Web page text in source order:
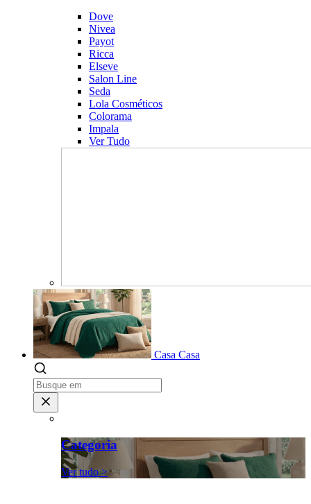
Dove
Nivea
Payot
Ricca
Elseve
Salon Line
Seda
Lola Cosméticos
Colorama
Impala
Ver Tudo
Casa Casa
Categoria
Ver tudo >